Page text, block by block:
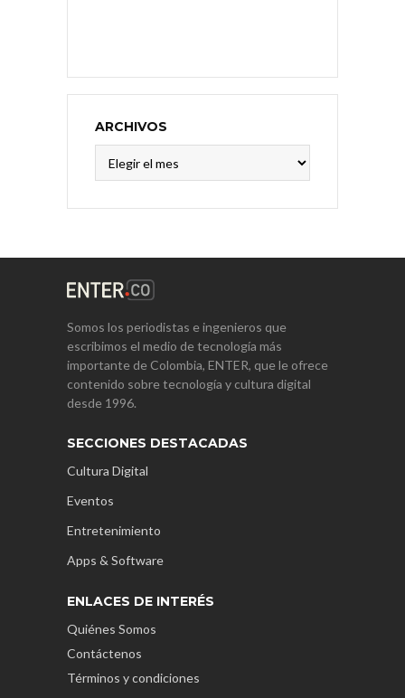
ARCHIVOS
Somos los periodistas e ingenieros que
escribimos el medio de tecnología más
importante de Colombia, ENTER, que le ofrece
contenido sobre tecnología y cultura digital
desde 1996.
SECCIONES DESTACADAS
Cultura Digital
Eventos
Entretenimiento
Apps & Software
ENLACES DE INTERÉS
Quiénes Somos
Contáctenos
Términos y condiciones